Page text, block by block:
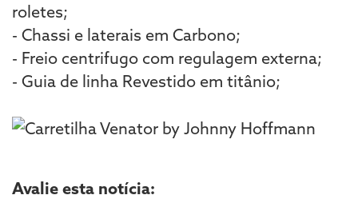
roletes;
- Chassi e laterais em Carbono;
- Freio centrifugo com regulagem externa;
- Guia de linha Revestido em titânio;
Avalie esta notícia: